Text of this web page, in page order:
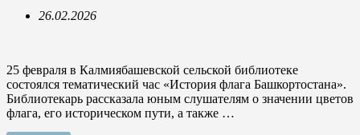
26.02.2026
25 февраля в Калмиябашевской сельской библиотеке
состоялся тематический час «История флага Башкортостана».
Библиотекарь рассказала юным слушателям о значении цветов
флага, его историческом пути, а также …